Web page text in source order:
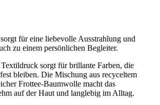
für eine liebevolle Ausstrahlung und
zu einem persönlichen Begleiter.
sorgt für brillante Farben, die
bleiben. Die Mischung aus recyceltem
Frottee-Baumwolle macht das
auf der Haut und langlebig im Alltag.